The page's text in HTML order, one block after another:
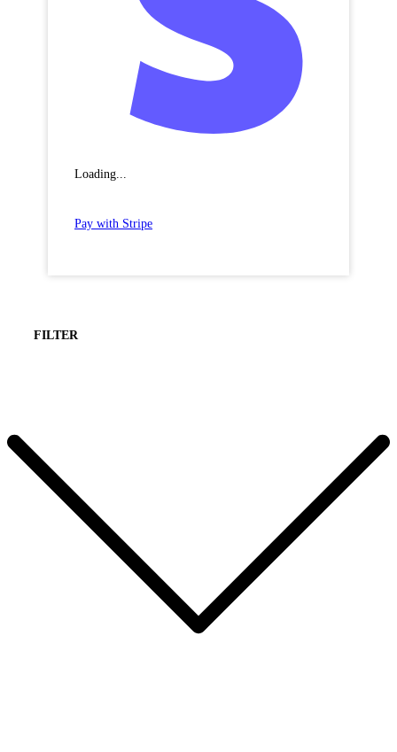
Loading...
Pay with Stripe
FILTER